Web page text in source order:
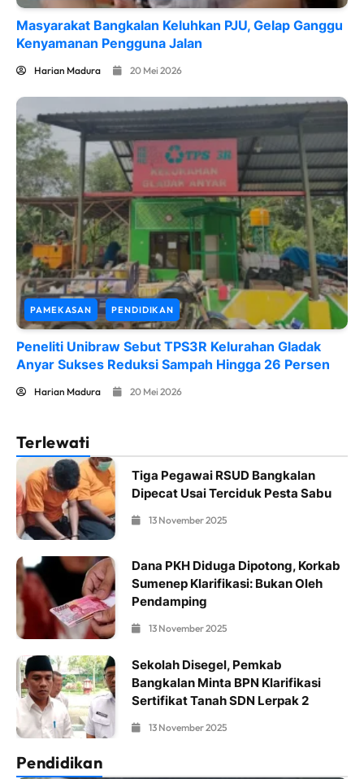
Masyarakat Bangkalan Keluhkan PJU, Gelap Ganggu
Kenyamanan Pengguna Jalan
Harian Madura 20 Mei 2026
PAMEKASAN PENDIDIKAN
Peneliti Unibraw Sebut TPS3R Kelurahan Gladak
Anyar Sukses Reduksi Sampah Hingga 26 Persen
Harian Madura 20 Mei 2026
Terlewati
Tiga Pegawai RSUD Bangkalan
Dipecat Usai Terciduk Pesta Sabu
13 November 2025
Dana PKH Diduga Dipotong, Korkab
Sumenep Klarifikasi: Bukan Oleh
Pendamping
13 November 2025
Sekolah Disegel, Pemkab
Bangkalan Minta BPN Klarifikasi
Sertifikat Tanah SDN Lerpak 2
13 November 2025
Pendidikan